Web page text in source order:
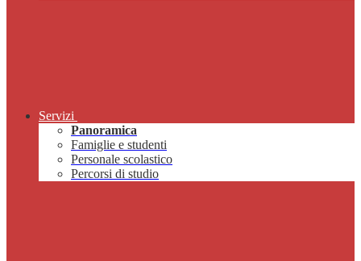
Servizi
Panoramica
Famiglie e studenti
Personale scolastico
Percorsi di studio